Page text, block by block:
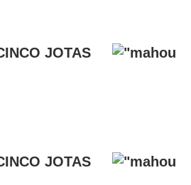
JOTAS
JOTAS